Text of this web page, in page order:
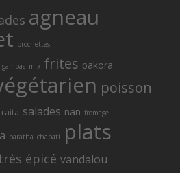
agneau
brochettes
gambas mix frites pakora
poisson
raita salades nan fromage
paratha chapati
plats
épicé vandalou